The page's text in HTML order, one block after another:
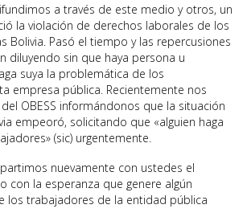
a través de este medio y otros, un
la violación de derechos laborales de los
Bolivia. Pasó el tiempo y las repercusiones
diluyendo sin que haya persona u
suya la problemática de los
empresa pública. Recientemente nos
OBESS informándonos que la situación
empeoró, solicitando que «alguien haga
(sic) urgentemente.
nuevamente con ustedes el
con la esperanza que genere algún
los trabajadores de la entidad pública